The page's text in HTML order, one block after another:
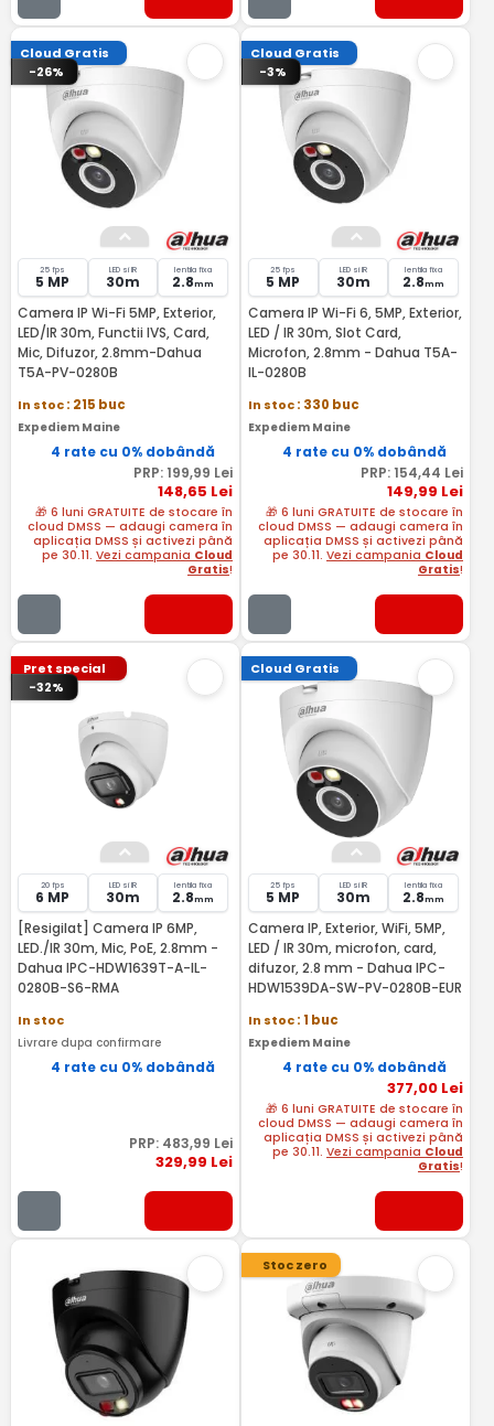
Cloud Gratis
-26%
25 fps
5 MP
LED si IR
30m
lentila fixa
2.8mm
Camera IP Wi-Fi 5MP, Exterior,
LED/IR 30m, Functii IVS, Card,
Mic, Difuzor, 2.8mm-Dahua
T5A-PV-0280B
In stoc: 215 buc
Expediem Maine
4 rate cu 0% dobândă
PRP: 199,99 Lei
148,65 Lei
🎁 6 luni GRATUITE de stocare în
cloud DMSS — adaugi camera în
aplicația DMSS și activezi până
pe 30.11. Vezi campania Cloud
Gratis!
Cloud Gratis
-3%
25 fps
5 MP
LED si IR
30m
lentila fixa
2.8mm
Camera IP Wi-Fi 6, 5MP, Exterior,
LED / IR 30m, Slot Card,
Microfon, 2.8mm - Dahua T5A-
IL-0280B
In stoc: 330 buc
Expediem Maine
4 rate cu 0% dobândă
PRP: 154,44 Lei
149,99 Lei
🎁 6 luni GRATUITE de stocare în
cloud DMSS — adaugi camera în
aplicația DMSS și activezi până
pe 30.11.Vezi campania Cloud
Gratis!
Pret special
-32%
20 fps
6 MP
LED si IR
30m
lentila fixa
2.8mm
[Resigilat] Camera IP 6MP,
LED./IR 30m, Mic, PoE, 2.8mm -
Dahua IPC-HDW1639T-A-IL-
0280B-S6-RMA
In stoc
Livrare dupa confirmare
4 rate cu 0% dobândă
PRP: 483,99 Lei
329,99 Lei
Cloud Gratis
25 fps
5 MP
LED si IR
30m
lentila fixa
2.8mm
Camera IP, Exterior, WiFi, 5MP,
LED / IR 30m, microfon, card,
difuzor, 2.8 mm - Dahua IPC-
HDW1539DA-SW-PV-0280B-EUR
In stoc: 1 buc
Expediem Maine
4 rate cu 0% dobândă
377,00 Lei
🎁 6 luni GRATUITE de stocare în
cloud DMSS — adaugi camera în
aplicația DMSS și activezi până
pe 30.11.Vezi campania Cloud
Gratis!
Stoc zero